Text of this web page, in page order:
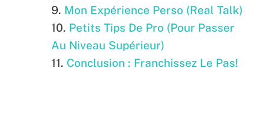
Mon Expérience Perso (Real Talk)
Petits Tips De Pro (Pour Passer
Au Niveau Supérieur)
Conclusion : Franchissez Le Pas!